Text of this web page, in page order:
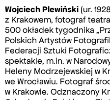
Wojciech Plewiński (ur.
z Krakowem, fotograf
500 okładek tygodnika
Polskich Artystów
Federacji Sztuki
spektakle, m.in. w
Heleny Modrzejewskiej w
we Wrocławiu. Fotograf
w Krakowie. Odznaczony